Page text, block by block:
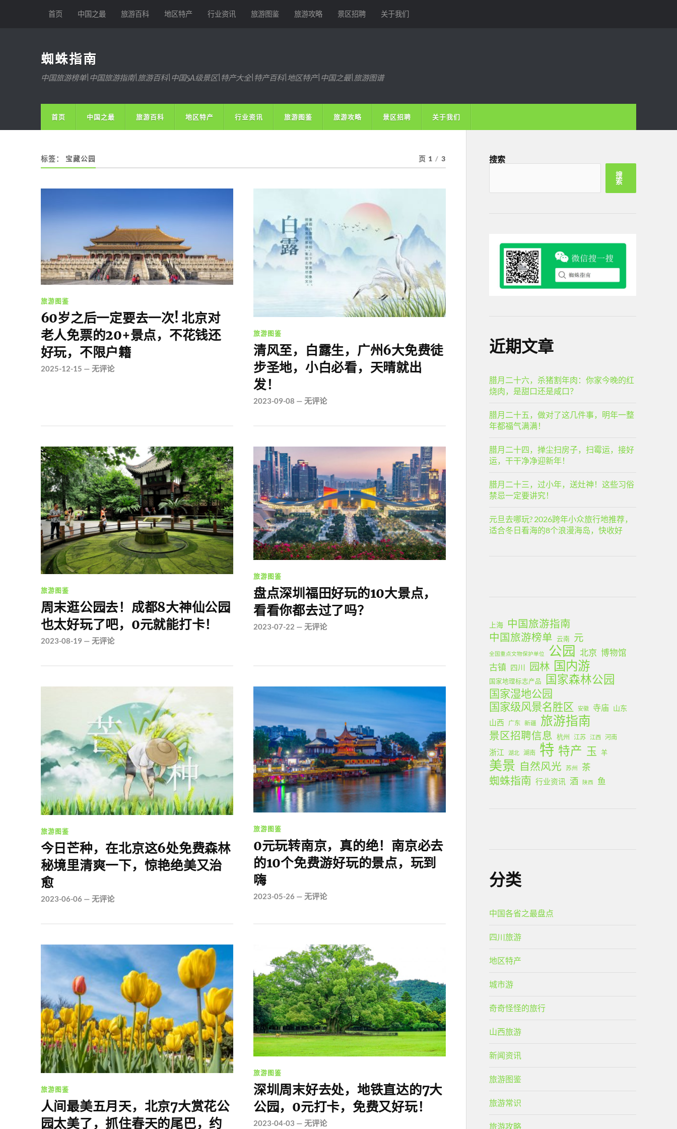
首页 中国之最 旅游百科 地区特产 行业资讯 旅游图鉴 旅游攻略 景区招聘 关于我们
蜘蛛指南
中国旅游榜单|中国旅游指南|旅游百科|中国5A级景区|特产大全|特产百科|地区特产|中国之最|旅游图谱
首页 中国之最 旅游百科 地区特产 行业资讯 旅游图鉴 旅游攻略 景区招聘 关于我们
标签： 宝藏公园 页 1 / 3
旅游图鉴
60岁之后一定要去一次! 北京对
老人免票的20+景点，不花钱还
好玩，不限户籍
2025-12-15 — 无评论
旅游图鉴
清风至，白露生，广州6大免费徒
步圣地，小白必看，天晴就出
发！
2023-09-08 — 无评论
旅游图鉴
周末逛公园去！成都8大神仙公园
也太好玩了吧，0元就能打卡！
2023-08-19— 无评论
旅游图鉴
盘点深圳福田好玩的10大景点，
看看你都去过了吗？
2023-07-22 — 无评论
旅游图鉴
今日芒种，在北京这6处免费森林
秘境里清爽一下，惊艳绝美又治
愈
2023-06-06— 无评论
旅游图鉴
0元玩转南京，真的绝！南京必去
的10个免费游好玩的景点，玩到
嗨
2023-05-26— 无评论
旅游图鉴
人间最美五月天，北京7大赏花公
园太美了，抓住春天的尾巴，约
旅游图鉴
深圳周末好去处，地铁直达的7大
公园，0元打卡，免费又好玩！
2023-04-03 — 无评论
搜索
搜
索
近期文章
腊月二十六，杀猪割年肉：你家今晚的红
烧肉，是甜口还是咸口？
腊月二十五，做对了这几件事，明年一整
年都福气满满！
腊月二十四，掸尘扫房子，扫霉运，接好
运，干干净净迎新年！
腊月二十三，过小年，送灶神！这些习俗
禁忌一定要讲究！
元旦去哪玩? 2026跨年小众旅行地推荐，
适合冬日看海的8个浪漫海岛，快收好
上海
中国旅游指南
中国旅游榜单 云南 元
全国重点文物保护单位 公园 北京 博物馆
古镇 四川 园林 国内游
国家地理标志产品 国家森林公园
国家湿地公园
国家级风景名胜区
安徽 寺庙 山东
山西 广东 新疆 旅游指南
景区招聘信息 杭州 江苏 江西 河南
浙江 湖北 湖南 特 特产 玉 羊
美景 自然风光 苏州 茶
蜘蛛指南 行业资讯 酒 陕西 鱼
分类
中国各省之最盘点
四川旅游
地区特产
城市游
奇奇怪怪的旅行
山西旅游
新闻资讯
旅游图鉴
旅游常识
旅游攻略